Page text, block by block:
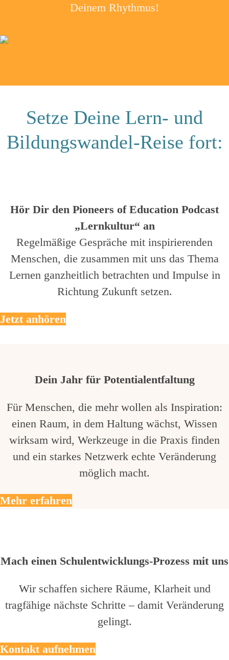
Deinem Rhythmus!
Setze Deine Lern- und
Bildungswandel-Reise fort:
Hör Dir den Pioneers of Education Podcast
„Lernkultur“ an
Regelmäßige Gespräche mit inspirierenden
Menschen, die zusammen mit uns das Thema
Lernen ganzheitlich betrachten und Impulse in
Richtung Zukunft setzen.
Jetzt anhören
Dein Jahr für Potentialentfaltung
Für Menschen, die mehr wollen als Inspiration:
einen Raum, in dem Haltung wächst, Wissen
wirksam wird, Werkzeuge in die Praxis finden
und ein starkes Netzwerk echte Veränderung
möglich macht.
Mehr erfahren
Mach einen Schulentwicklungs-Prozess mit uns
Wir schaffen sichere Räume, Klarheit und
tragfähige nächste Schritte – damit Veränderung
gelingt.
Kontakt aufnehmen